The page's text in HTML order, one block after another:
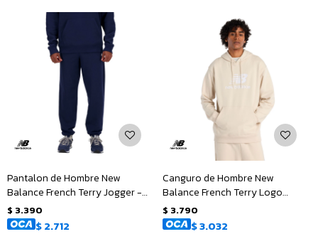
Pantalon de Hombre New
Balance French Terry Jogger -
Azul - Marino
$ 3.390
$2.712
Canguro de Hombre New
Balance French Terry Logo
Hoodie - Beige
$ 3.790
$3.032